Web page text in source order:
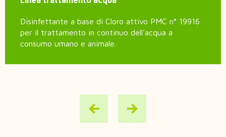
Disinfettante a base di Cloro attivo PMC n° 19916
per il trattamento in continuo dell'acqua a
consumo umano e animale.